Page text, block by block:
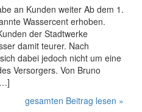
an Kunden weiter Ab dem 1.
Wassercent erhoben.
der Stadtwerke
damit teurer. Nach
dabei jedoch nicht um eine
Versorgers. Von Bruno
gesamten Beitrag lesen »